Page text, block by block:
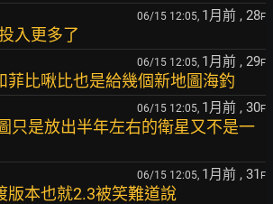
06/15 12:05, 1月前 , 28F
入更多了
06/15 12:05, 1月前 , 29F
菲比啾比也是給幾個新地圖海釣
06/15 12:05, 1月前 , 30F
只是放出半年左右的衛星又不是一
06/15 12:05, 1月前 , 31 F
版本也就2.3被笑難道說